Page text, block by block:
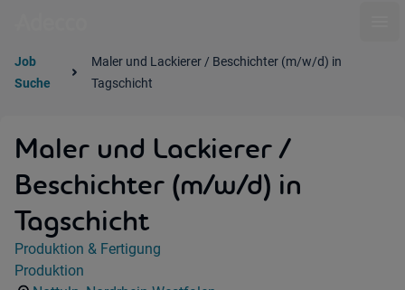
Job
Suche
Maler und Lackierer / Beschichter (m/w/d) in
Tagschicht
Maler und Lackierer /
Beschichter (m/w/d) in
Tagschicht
Jobdetails
Kategorie:
Produktion & Fertigung
Industry:
Produktion